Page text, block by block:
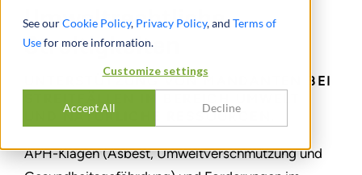
See ourCookie Policy, Privacy Policy, and Terms of
Usefor more information.
Customize settings
Accept All Decline
Umweltrechtliche
Streitigkeiten
UNTERSTÜTZUNG VON MANDANTEN BEI
UND NATÜRLICHE RESSOURCEN.
APH-Klagen (Asbest, Umweltverschmutzung und